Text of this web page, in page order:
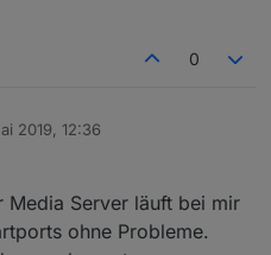
0
2019, 12:36
Media Server läuft bei mir
ohne Probleme.